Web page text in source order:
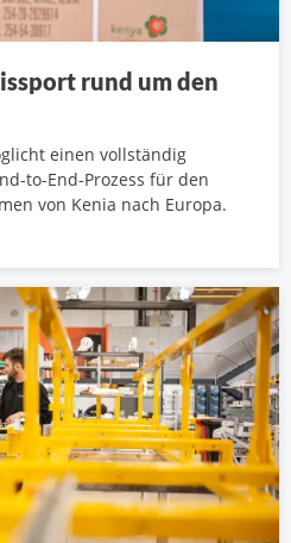
rund um den
einen vollständig
to-End-Prozess für den
von Kenia nach Europa.